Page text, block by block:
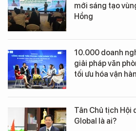
mới sáng tạo
Hồng
10.000 doanh
giải pháp văn
tối ưu hóa vận
Tân Chủ tịch Hội
Global là ai?